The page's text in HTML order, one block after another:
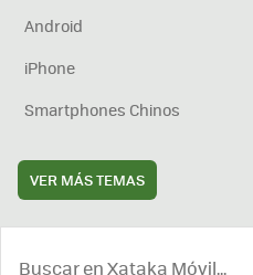
Android
iPhone
Smartphones Chinos
VER MÁS TEMAS